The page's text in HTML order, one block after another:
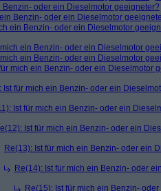
Benzin- oder ein Dieselmotor geeigneter?
Benzin- oder ein Dieselmotor
ein Benzin- oder ein Dieselmotor
mich ein Benzin- oder ein Dieselmotor
mich ein Benzin- oder ein Dieselmotor
mich ein Benzin- oder ein Dieselmotor
Ist für mich ein Benzin- oder ein
Ist für mich ein Benzin- oder ein
Ist für mich ein Benzin- oder ein
Re(13): Ist für mich ein Benzin- oder ein
Re(14): Ist für mich ein Benzin- oder
Re(15): Ist für mich ein Benzin-